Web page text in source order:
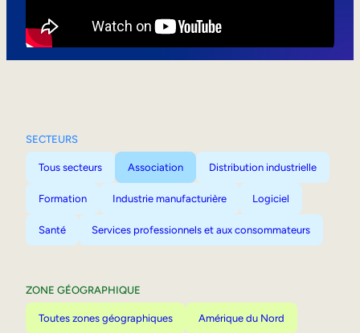
SECTEURS
Tous secteurs Association Distribution industrielle
Formation Industrie manufacturière Logiciel
Santé Services professionnels et aux consommateurs
ZONE GÉOGRAPHIQUE
Toutes zones géographiques Amérique du Nord